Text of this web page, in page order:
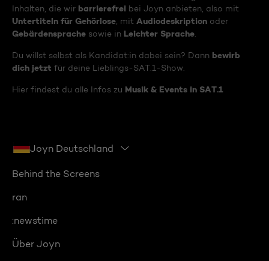
Inhalten, die wir barrierefrei bei Joyn anbieten, also mit
Untertiteln für Gehörlose , mit Audiodeskription oder
Gebärdensprache sowie in Leichter Sprache
Du willst selbst als Kandidat:in dabei sein? Dann bewirb
dich jetzt für deine Lieblings-SAT.1-Show.
Hier findest du alle Infos zu Musik & Events in SAT.1
Joyn Deutschland
Behind the Screens
ran
:newstime
Über Joyn